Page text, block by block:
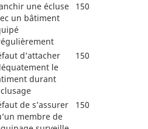
une écluse
un bâtiment
150
d’attacher
le
durant
150
de s’assurer
membre de
150